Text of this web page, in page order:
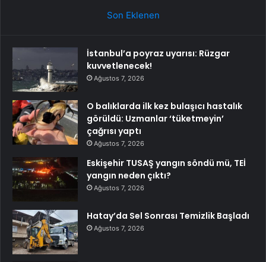
Son Eklenen
İstanbul’a poyraz uyarısı: Rüzgar
kuvvetlenecek!
Ağustos 7, 2026
O balıklarda ilk kez bulaşıcı hastalık
görüldü: Uzmanlar ‘tüketmeyin’
çağrısı yaptı
Ağustos 7, 2026
Eskişehir TUSAŞ yangın söndü mü, TEİ
yangın neden çıktı?
Ağustos 7, 2026
Hatay’da Sel Sonrası Temizlik Başladı
Ağustos 7, 2026